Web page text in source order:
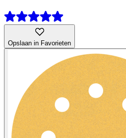
Opslaan in Favorieten